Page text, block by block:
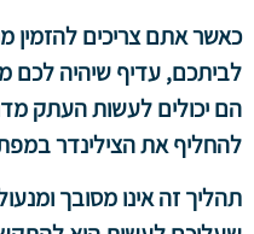
כאשר אתם צריכים להזמין
לביתכם, עדיף שיהיה לכם
הם יכולים לעשות העתק
להחליף את הצילינדר
תהליך זה אינו מסובך